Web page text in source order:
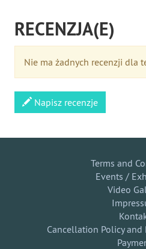
RECENZJA(E)
Nie ma żadnych recenzji dla
Napisz recenzje
Terms and
Events /
Video
Cancellation Policy